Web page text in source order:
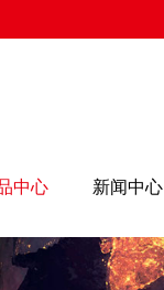
中心 新闻中心